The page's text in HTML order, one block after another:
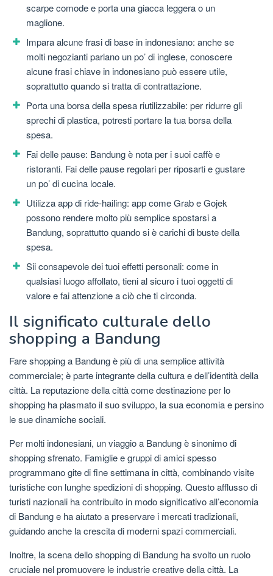
scarpe comode e porta una giacca leggera o un
maglione.
Impara alcune frasi di base in indonesiano: anche se
molti negozianti parlano un po’ di inglese, conoscere
alcune frasi chiave in indonesiano può essere utile,
soprattutto quando si tratta di contrattazione.
Porta una borsa della spesa riutilizzabile: per ridurre gli
sprechi di plastica, potresti portare la tua borsa della
spesa.
Fai delle pause: Bandung è nota per i suoi caffè e
ristoranti. Fai delle pause regolari per riposarti e gustare
un po’ di cucina locale.
Utilizza app di ride-hailing: app come Grab e Gojek
possono rendere molto più semplice spostarsi a
Bandung, soprattutto quando si è carichi di buste della
spesa.
Sii consapevole dei tuoi effetti personali: come in
qualsiasi luogo affollato, tieni al sicuro i tuoi oggetti di
valore e fai attenzione a ciò che ti circonda.
Il significato culturale dello
shopping a Bandung
Fare shopping a Bandung è più di una semplice attività
commerciale; è parte integrante della cultura e dell’identità della
città. La reputazione della città come destinazione per lo
shopping ha plasmato il suo sviluppo, la sua economia e persino
le sue dinamiche sociali.
Per molti indonesiani, un viaggio a Bandung è sinonimo di
shopping sfrenato. Famiglie e gruppi di amici spesso
programmano gite di fine settimana in città, combinando visite
turistiche con lunghe spedizioni di shopping. Questo afflusso di
turisti nazionali ha contribuito in modo significativo all’economia
di Bandung e ha aiutato a preservare i mercati tradizionali,
guidando anche la crescita di moderni spazi commerciali.
Inoltre, la scena dello shopping di Bandung ha svolto un ruolo
cruciale nel promuovere le industrie creative della città. La